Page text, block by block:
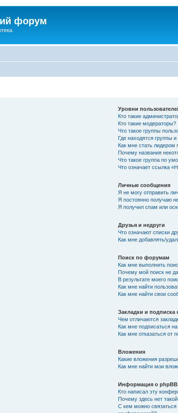
форум
Уровни
Кто такие
Кто такие модераторы?
Что такое группы
Где находятся группы
Как мне стать лидером
Почему названия
Что такое группа по
Что означает ссылка
Личные сообщения
Я не могу отправить
Я постоянно получаю
Я получил спам или
Друзья и недруги
Что означают списки
Как мне добавлять/
Поиск по форумам
Как мне выполнить
Почему мой поиск не
В результате моего
Как мне найти
Как мне найти свои
Закладки и подписка
Чем отличаются
Как мне подписаться
Как мне отказаться от
Вложения
Какие вложения
Как мне найти мои
Информация о
Кто написал эту
Почему здесь нет
С кем можно связаться